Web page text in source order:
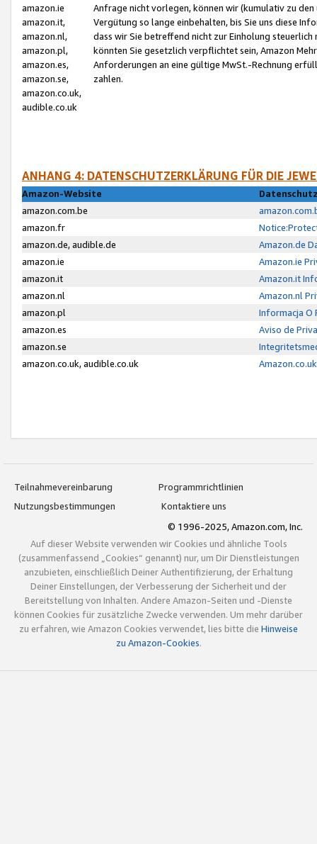
amazon.ie
amazon.it,
amazon.nl,
amazon.pl,
amazon.es,
amazon.se,
amazon.co.uk,
audible.co.uk
Anfrage nicht vorlegen, können wir (kumulativ zu
Vergütung so lange einbehalten, bis Sie uns diese
dass wir Sie betreffend nicht zur Einholung
könnten Sie gesetzlich verpflichtet sein, Amazon
Anforderungen an eine gültige MwSt.-Rechnung
zahlen.
ANHANG 4: DATENSCHUTZERKLÄRUNG FÜR DIE
Amazon-Website
amazon.com.be
amazon.fr
amazon.de, audible.de
Amazon.de
amazon.ie
Amazon.ie
amazon.it
Amazon.it
amazon.nl
Amazon.nl
amazon.pl
Informacja O
amazon.es
Aviso de
amazon.se
amazon.co.uk, audible.co.uk
Teilnahmevereinbarung
Programmrichtlinien
Nutzungsbestimmungen
Kontaktiere uns
© 1996-2025, Amazon.com, Inc.
Auf dieser Website verwenden wir Cookies und ähnliche Tools
(zusammenfassend „Cookies“ genannt) nur, um Dir Dienstleistungen
anzubieten, einschließlich Deiner Authentifizierung, der Erhaltung
Deiner Einstellungen, der Verbesserung der Sicherheit und der
Bereitstellung von Inhalten. Andere Amazon-Seiten und -Dienste
können Cookies für zusätzliche Zwecke verwenden. Um mehr darüber
zu erfahren, wie Amazon Cookies verwendet, lies bitte die Hinweise
zu Amazon-Cookies.